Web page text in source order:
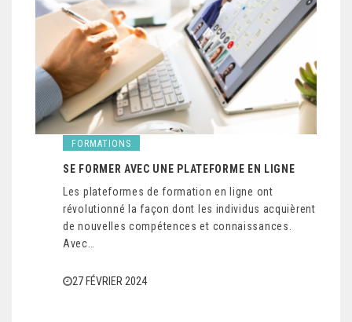
FORMATIONS
SE FORMER AVEC UNE PLATEFORME EN LIGNE
Les plateformes de formation en ligne ont
révolutionné la façon dont les individus acquièrent
de nouvelles compétences et connaissances.
Avec…
27 FÉVRIER 2024